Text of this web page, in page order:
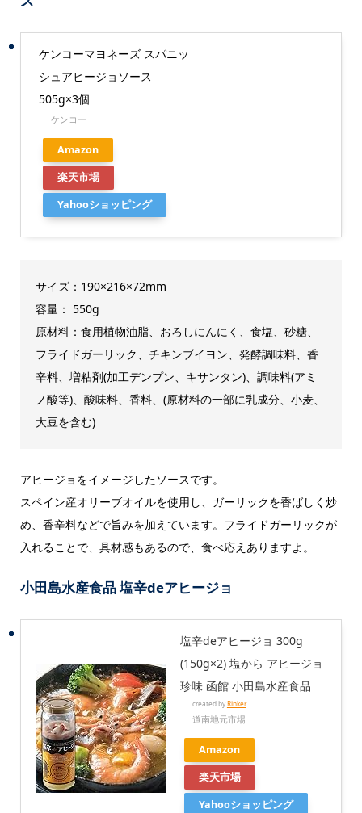
ケンコーマヨネーズ スパニッ
シュアヒージョソース
505g×3個
ケンコー
Amazon
楽天市場
Yahooショッピング
サイズ：190×216×72mm
容量： 550g
原材料：食用植物油脂、おろしにんにく、食塩、砂糖、
フライドガーリック、チキンブイヨン、発酵調味料、香
辛料、増粘剤(加工デンプン、キサンタン)、調味料(アミ
ノ酸等)、酸味料、香料、(原材料の一部に乳成分、小麦、
大豆を含む)
アヒージョをイメージしたソースです。
スペイン産オリーブオイルを使用し、ガーリックを香ばしく炒
め、香辛料などで旨みを加えています。フライドガーリックが
入れることで、具材感もあるので、食べ応えありますよ。
小田島水産食品 塩辛deアヒージョ
塩辛deアヒージョ 300g
(150g×2) 塩から アヒージョ
珍味 函館 小田島水産食品
created by Rinker
道南地元市場
Amazon
楽天市場
Yahooショッピング